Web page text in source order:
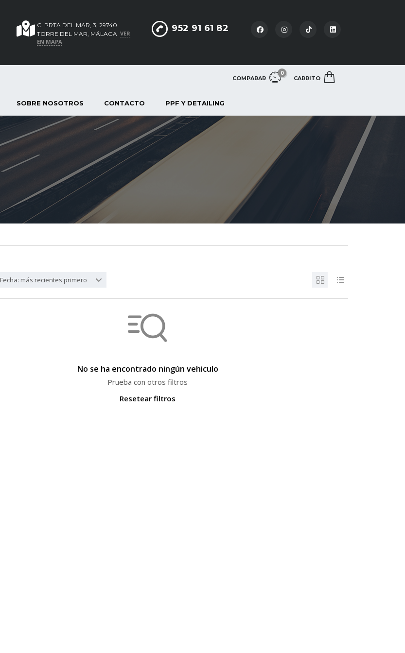
952 91 61 82
C. PRTA DEL MAR, 3, 29740
TORRE DEL MAR, MÁLAGA VER
EN MAPA
COMPARAR
0
CARRITO
SOBRE NOSOTROS CONTACTO PPF Y DETAILING
Fecha: más recientes primero
No se ha encontrado ningún vehiculo
Prueba con otros filtros
Resetear filtros